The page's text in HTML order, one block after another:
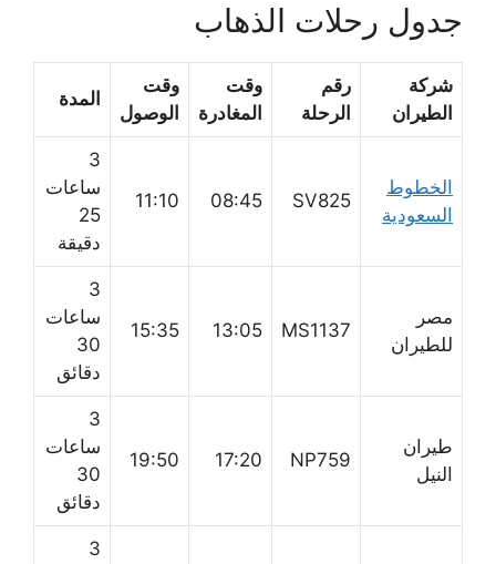
جدول رحلات الذهاب
شركة
الطيران
رقم
الرحلة
وقت
المغادرة
وقت
الوصول
المدة
الخطوط
السعودية
SV825
08:45
11:10
3
ساعات
25
دقيقة
مصر
للطيران
MS1137
13:05
15:35
3
ساعات
30
دقائق
طيران
النيل
NP759
17:20
19:50
3
ساعات
30
دقائق
3